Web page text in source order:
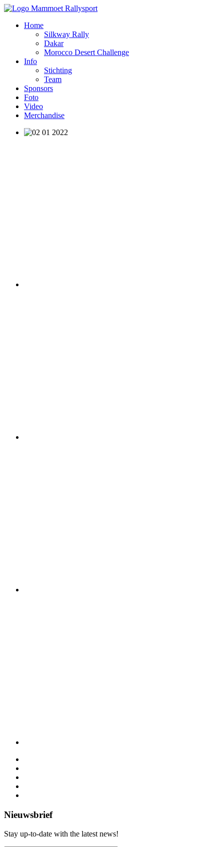
Home
Silkway Rally
Dakar
Morocco Desert Challenge
Info
Stichting
Team
Sponsors
Foto
Video
Merchandise
Nieuwsbrief
Stay up-to-date with the latest news!